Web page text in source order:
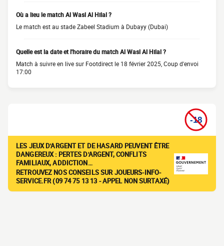
Où a lieu le match Al Wasl Al Hilal ?
Le match est au stade Zabeel Stadium à Dubayy (Dubai)
Quelle est la date et l'horaire du match Al Wasl Al Hilal ?
Match à suivre en live sur Footdirect le 18 février 2025, Coup d'envoi
17:00
LES JEUX D'ARGENT ET DE HASARD PEUVENT ÊTRE
DANGEREUX : PERTES D'ARGENT, CONFLITS
FAMILIAUX, ADDICTION…
RETROUVEZ NOS CONSEILS SUR JOUEURS-INFO-
SERVICE.FR (09 74 75 13 13 - APPEL NON SURTAXÉ)